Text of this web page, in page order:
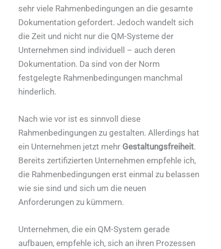
sehr viele Rahmenbedingungen an die gesamte
Dokumentation gefordert. Jedoch wandelt sich
die Zeit und nicht nur die QM-Systeme der
Unternehmen sind individuell – auch deren
Dokumentation. Da sind von der Norm
festgelegte Rahmenbedingungen manchmal
hinderlich.
Nach wie vor ist es sinnvoll diese
Rahmenbedingungen zu gestalten. Allerdings hat
ein Unternehmen jetzt mehr Gestaltungsfreiheit.
Bereits zertifizierten Unternehmen empfehle ich,
die Rahmenbedingungen erst einmal zu belassen
wie sie sind und sich um die neuen
Anforderungen zu kümmern.
Unternehmen, die ein QM-System gerade
aufbauen, empfehle ich, sich an ihren Prozessen